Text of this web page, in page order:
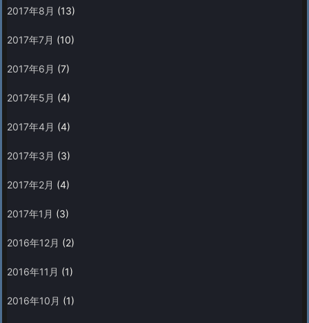
2017年8月 (13)
2017年7月 (10)
2017年6月 (7)
2017年5月 (4)
2017年4月 (4)
2017年3月 (3)
2017年2月 (4)
2017年1月 (3)
2016年12月 (2)
2016年11月 (1)
2016年10月 (1)